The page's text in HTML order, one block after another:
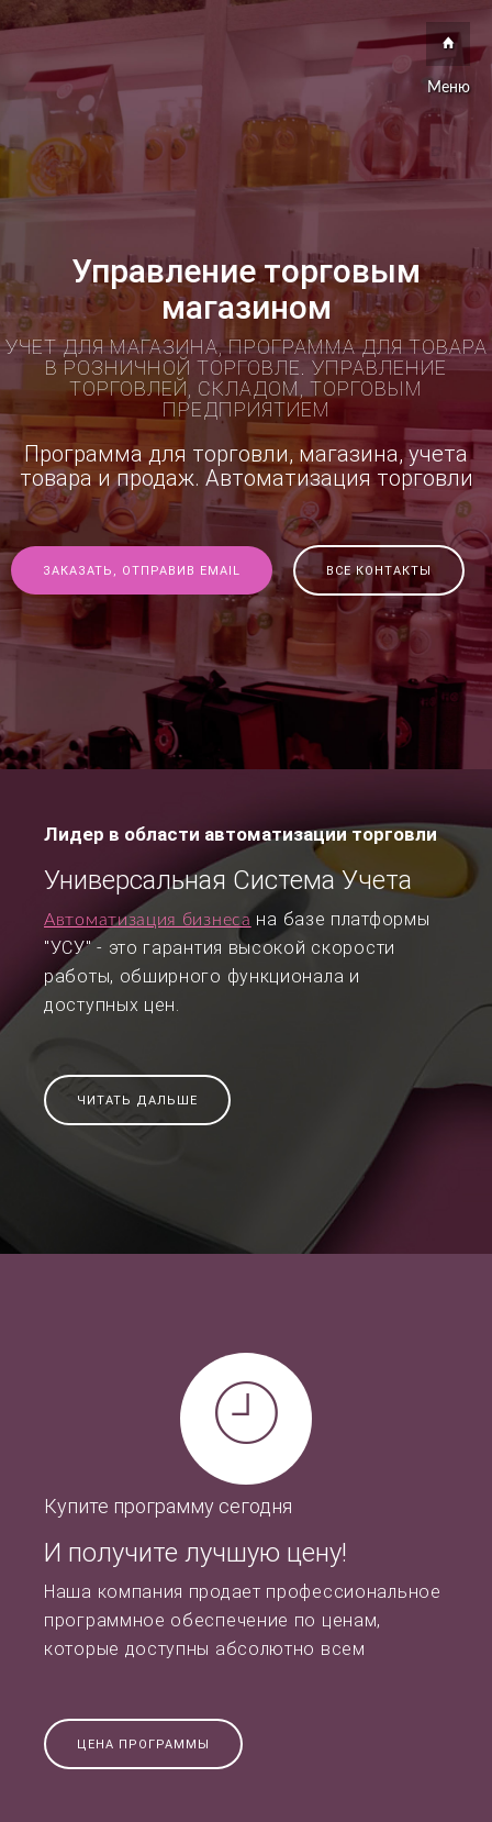
Меню
Управление торговым
магазином
УЧЕТ ДЛЯ МАГАЗИНА, ПРОГРАММА ДЛЯ ТОВАРА
В РОЗНИЧНОЙ ТОРГОВЛЕ. УПРАВЛЕНИЕ
ТОРГОВЛЕЙ, СКЛАДОМ, ТОРГОВЫМ
ПРЕДПРИЯТИЕМ
Программа для торговли, магазина, учета
товара и продаж. Автоматизация торговли
ЗАКАЗАТЬ, ОТПРАВИВ EMAIL ВСЕ КОНТАКТЫ
Лидер в области автоматизации торговли
Универсальная Система Учета
Автоматизация бизнеса на базе платформы
"УСУ" - это гарантия высокой скорости
работы, обширного функционала и
доступных цен.
ЧИТАТЬ ДАЛЬШЕ
Купите программу сегодня
И получите лучшую цену!
Наша компания продает профессиональное
программное обеспечение по ценам,
которые доступны абсолютно всем
ЦЕНА ПРОГРАММЫ